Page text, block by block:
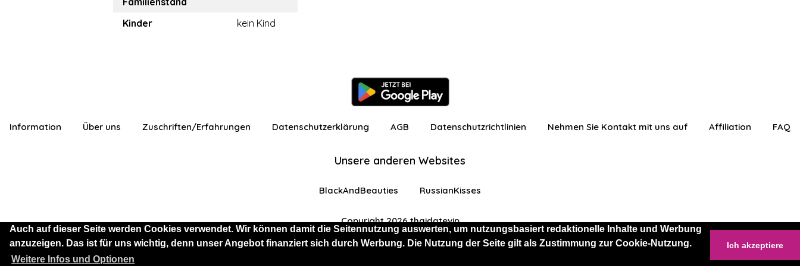
Auch auf dieser Seite werden Cookies verwendet. Wir können damit die Seitennutzung auswerten, um nutzungsbasiert redaktionelle Inhalte und Werbung
anzuzeigen. Das ist für uns wichtig, denn unser Angebot finanziert sich durch Werbung. Die Nutzung der Seite gilt als Zustimmung zur Cookie-Nutzung.
Weitere Infos und Optionen
Ich akzeptiere
Sie sind als Besucher mit eingeschränkten Funktionen angemeldet Kostenlos anmelden Einloggen
Kinder
kein Kind
Information Über uns Zuschriften/Erfahrungen Datenschutzerklärung AGB Datenschutzrichtlinien Nehmen Sie Kontakt mit uns auf Affiliation FAQ
Unsere anderen Websites
BlackAndBeauties RussianKisses
Copyright 2026 thaidatevip